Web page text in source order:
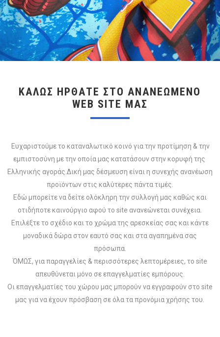
ΚΑΛΏΣ ΉΡΘΑΤΕ ΣΤΟ ΑΝΑΝΕΩΜΈΝΟ
WEB SITE ΜΑΣ
Ευχαριστούμε το καταναλωτικό κοινό για την προτίμηση & την
εμπιστοσύνη με την οποία μας κατατάσουν στην κορυφή της
Ελληνικής αγοράς.Δική μας δέσμευση είναι η συνεχής ανανέωση
προϊόντων στις καλύτερες πάντα τιμές.
Εδώ μπορείτε να δείτε ολόκληρη την συλλογή μας καθώς και
οτιδήποτε καινούργιο αφού το site ανανεώνεται συνέχεια.
Επιλέξτε το σχέδιο και το χρώμα της αρεσκείας σας και κάντε
μοναδικά δώρα στον εαυτό σας και στα αγαπημένα σας
πρόσωπα.
ΌΜΩΣ, για παραγγελίες & περισσότερες λεπτομέρειες, το site
απευθύνεται μόνο σε επαγγελματίες εμπόρους.
Οι επαγγελματίες του χώρου μας μπορούν να εγγραφούν στο site
μας για να έχουν πρόσβαση σε όλα τα προνόμια χρήσης του.